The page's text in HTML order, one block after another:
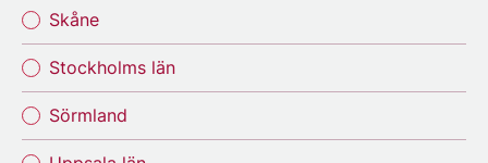
Skåne
Stockholms län
Sörmland